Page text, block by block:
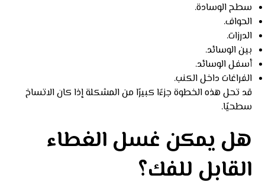
سطح الوسادة.
الحواف.
الدرزات.
بين الوسائد.
أسفل الوسائد.
الفراغات داخل الكنب.
قد تحل هذه الخطوة جزءًا كبيرًا من المشكلة إذا كان الاتساخ
سطحيًا.
هل يمكن غسل الغطاء
القابل للفك؟